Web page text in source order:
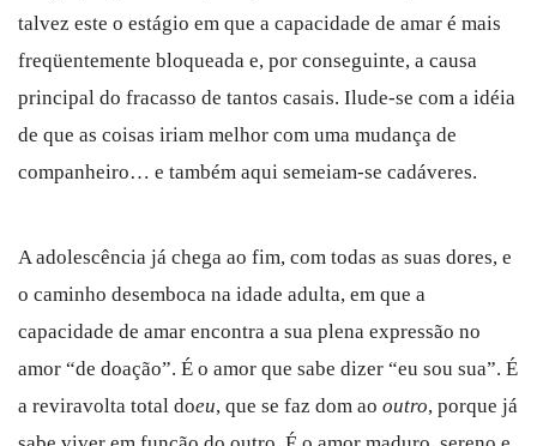
talvez este o estágio em que a capacidade de amar é mais
freqüentemente bloqueada e, por conseguinte, a causa
principal do fracasso de tantos casais. Ilude-se com a idéia
de que as coisas iriam melhor com uma mudança de
companheiro… e também aqui semeiam-se cadáveres.
A adolescência já chega ao fim, com todas as suas dores, e
o caminho desemboca na idade adulta, em que a
capacidade de amar encontra a sua plena expressão no
amor “de doação”. É o amor que sabe dizer “eu sou sua”. É
a reviravolta total doeu, que se faz dom ao outro, porque já